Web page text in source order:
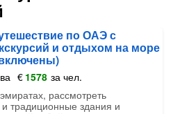
по ОАЭ с
и отдыхом на море
€ 1578 за чел.
рассмотреть
традиционные здания и